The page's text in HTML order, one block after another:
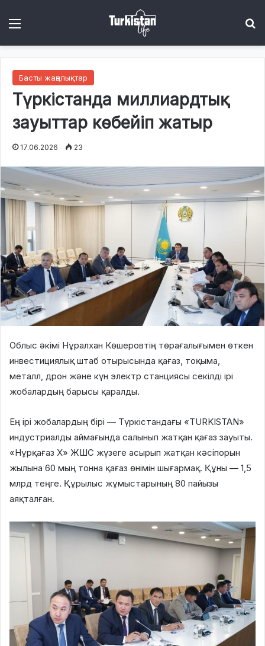
Басты жаңалықтар
Түркістанда миллиардтық
зауыттар көбейіп жатыр
17.06.2026 23
Облыс әкімі Нұралхан Көшеровтің төрағалығымен өткен
инвестициялық штаб отырысында қағаз, тоқыма,
металл, дрон және күн электр станциясы секілді ірі
жобалардың барысы қаралды.
Ең ірі жобалардың бірі — Түркістандағы «TURKISTAN»
индустриалды аймағында салынып жатқан қағаз зауыты.
«Нұрқағаз Х» ЖШС жүзеге асырып жатқан кәсіпорын
жылына 60 мың тонна қағаз өнімін шығармақ. Құны — 1,5
млрд теңге. Құрылыс жұмыстарының 80 пайызы
аяқталған.